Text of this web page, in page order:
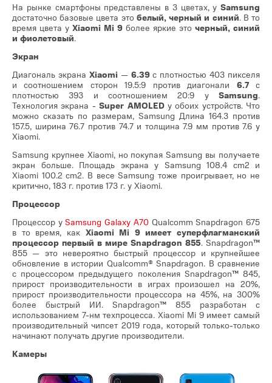
На рынке смартфоны представлены в 3 цветах, у Samsung
достаточно базовые цвета это белый, черный и синий. В то
время цвета у Xiaomi Mi 9 более яркие это черный, синий
и фиолетовый.
Экран
Диагональ экрана Xiaomi — 6.39с плотностью 403 пикселя
и соотношением сторон 19.5:9 против диагонали 6.7с
плотностью 393 и соотношением 20:9 у Samsung.
Технология экрана -Super AMOLEDу обоих устройств. Что
можно сказать по размерам, Samsung Длина 164.3 против
157.5, ширина 76.7 против 74.7 и толщина 7.9 мм против 7.6 у
Xiaomi.
Samsung крупнее Xiaomi, но покупая Samsung вы получаете
экран больше. Площадь экрана у Samsung 108.4 cm2 и
Xiaomi 100.2 cm2. В весе Samsung тоже проигрывает, но не
критично, 183 г. против 173 г. у Xiaomi.
Процессор
Процессор уSamsung Galaxy A70Qualcomm Snapdragon 675
в то время, как Xiaomi Mi 9 имеет суперфлагманский
процессор первый в мире Snapdragon 855. Snapdragon™
855 — это невероятно быстрый процессор и крупнейшее
обновление в истории Qualcomm® Snapdragon. В сравнение
с процессором предыдущего поколения Snapdragon™ 845,
прирост производительности в играх произошел на 20%,
прирост производительности процессора на 45%, на 300%
более быстрый ИИ. Snapdragon™ 855 разработан с
использованием 7-нм техпроцесса. Xiaomi Mi 9 имеет самый
производительный чипсет 2019 года, который только-только
начинают получать другие производители.
Камеры